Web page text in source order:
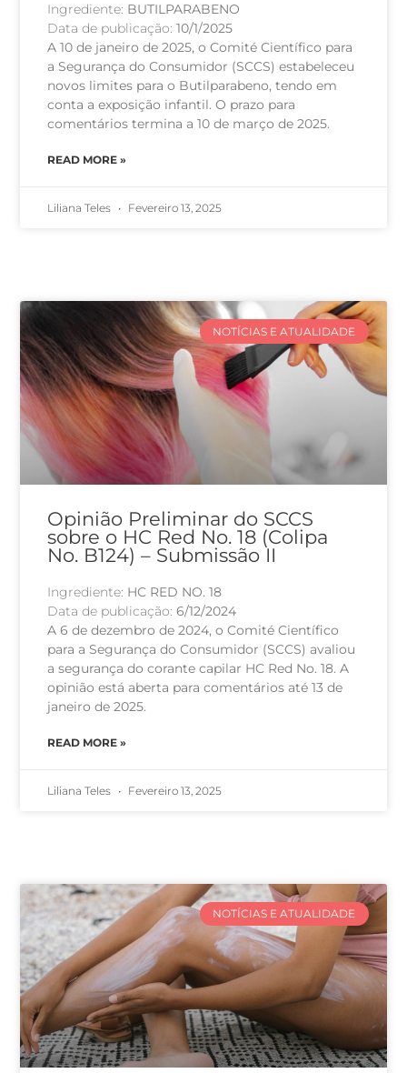
Ingrediente: BUTILPARABENO
Data de publicação:10/1/2025
A 10 de janeiro de 2025, o Comité Científico para
a Segurança do Consumidor (SCCS) estabeleceu
novos limites para o Butilparabeno, tendo em
conta a exposição infantil. O prazo para
comentários termina a 10 de março de 2025.
READ MORE »
Liliana Teles Fevereiro 13, 2025
NOTÍCIAS E ATUALIDADE
Opinião Preliminar do SCCS
sobre o HC Red No. 18 (Colipa
No. B124) – Submissão II
Ingrediente: HC RED NO. 18
Data de publicação:6/12/2024
A 6 de dezembro de 2024, o Comité Científico
para a Segurança do Consumidor (SCCS) avaliou
a segurança do corante capilar HC Red No. 18. A
opinião está aberta para comentários até 13 de
janeiro de 2025.
READ MORE »
Liliana Teles Fevereiro 13, 2025
NOTÍCIAS E ATUALIDADE